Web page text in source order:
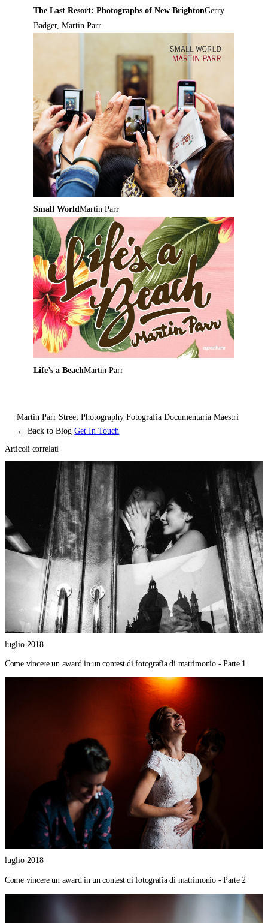
The Last Resort: Photographs of New BrightonGerry
Badger, Martin Parr
Small WorldMartin Parr
Life’s a BeachMartin Parr
Martin Parr Street PhotographyFotografia DocumentariaMaestri
← Back to BlogGet In Touch
Articoli correlati
luglio 2018
Come vincere un award in un contest di fotografia di matrimonio - Parte 1
luglio 2018
Come vincere un award in un contest di fotografia di matrimonio - Parte 2